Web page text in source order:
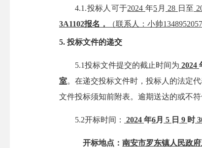
4.1.投标人可于2024 年5 月 28 日至
3A1102报名， （联系人： 小帅
5. 投标文件的递交
5.1投标文件提交的截止时间为 2024
室。在递交投标文件时， 投标人的法定代
文件投标须知前附表。逾期送达的或不
5.2开标时间： 2024 年6月 5 日 9 时
开标地点：南安市罗东镇人民政